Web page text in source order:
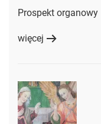
Prospekt organowy
więcej